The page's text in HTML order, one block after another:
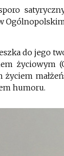
do jego
życiowym
życiem
humoru.